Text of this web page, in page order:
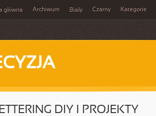
główna Archiwum Biały Czarny Kategorie
DIY I PROJEKTY